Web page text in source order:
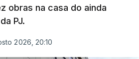
obras na casa do ainda
PJ.
2026, 20:10